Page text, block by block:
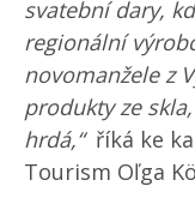
svatební dary,
regionální
novomanžele z
produkty ze
hrdá,“říká ke
Tourism Oľga